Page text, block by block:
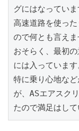
グにはなっていま
高速道路を使っ
ので何とも言えま
おそらく、最初
には入っています
特に乗り心地な
が、ASエアスク
たので満足はして